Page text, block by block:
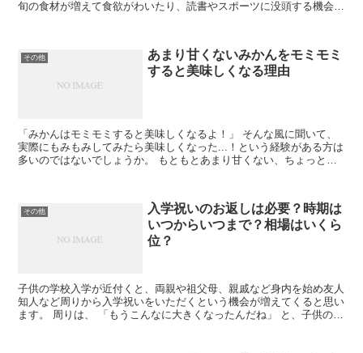
旬の食材が増えて食欲がわいたり、読書やスポーツに没頭する機会が
その他
あまり甘くないみかんをモミモミ
すると美味しくなる理由
「みかんはモミモミすると美味しくなるよ！」 そんな風に聞いて、
実際にもみもみしてみたら美味しくなった...！という経験がある方は
多いのではないでしょうか。 もともとあまり甘くない、ちょっとし
その他
入学祝いのお返しは必要？時期は
いつからいつまで？相場はいくら
位？
子供の学校入学が近付くと、両親や祖父母、親戚など身内を始め友人
知人など周りから入学祝いをいただくという機会が増えてくると思い
ます。 周りは、 「もうこんなに大きくなったんだね」 と、子供の成